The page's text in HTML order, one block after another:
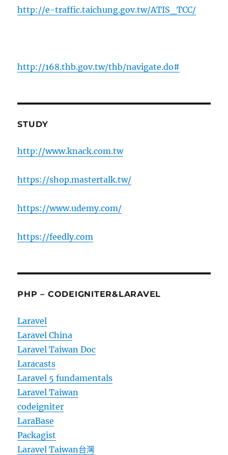
http://e-traffic.taichung.gov.tw/ATIS_TCC/
http://168.thb.gov.tw/thb/navigate.do#
STUDY
http://www.knack.com.tw
https://shop.mastertalk.tw/
https://www.udemy.com/
https://feedly.com
PHP – CODEIGNITER&LARAVEL
Laravel
Laravel China
Laravel Taiwan Doc
Laracasts
Laravel 5 fundamentals
Laravel Taiwan
codeigniter
LaraBase
Packagist
Laravel Taiwan台灣